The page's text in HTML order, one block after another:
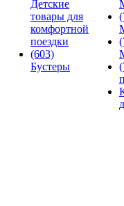
Детские
товары для
комфортной
поездки
(603)
Бустеры